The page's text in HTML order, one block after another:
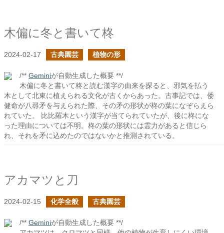
木偏に冬と書いて柊
2024-02-17 古典園芸 植物の形
/** Geminiが自動生成した概要 **/
木偏に冬と書いて柊と読む漢字の由来を探ると、邪気を払う
木として北東に植えられる文化が古くからあった。古事記では、倭
健命が八尋矛を与えられた際、その矛の形状が柊の葉になぞらえら
れていた。 比比羅木という漢字が当てられていたが、後に柊にな
った理由については不明。柊の葉の形状には霊力があると信じら
れ、それを矛に込めたのではないかと推測されている。
アカマツと刀
2024-02-15 化学全般 古典園芸
/** Geminiが自動生成した概要 **/